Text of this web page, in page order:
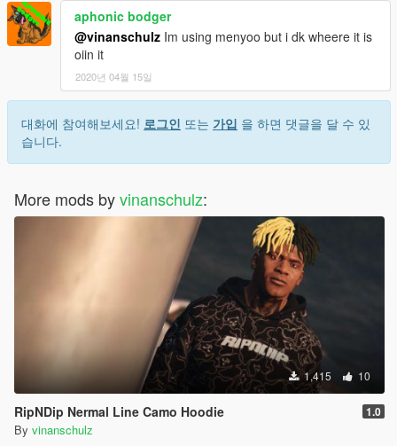
aphonic bodger
@vinanschulz Im using menyoo but i dk wheere it is
oiin it
2020년 04월 15일
대화에 참여해보세요! 로그인 또는 가입 을 하면 댓글을 달 수 있
습니다.
More mods byvinanschulz:
1,415 10
RipNDip Nermal Line Camo Hoodie 1.0
By vinanschulz